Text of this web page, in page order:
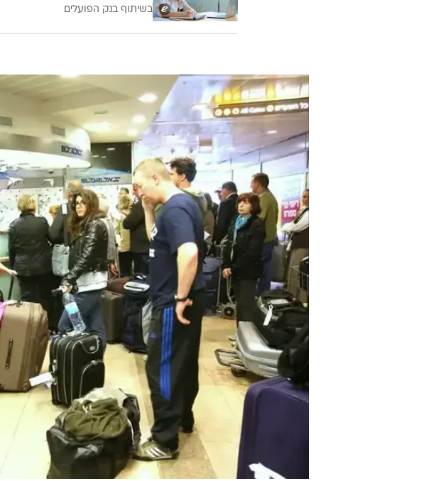
"השביתה היא שביתה קיומית למען עתיד חברות התעופה
אלפי עובדים בענף בתעופה הישראלי", אמר הבוקר יו"ר
עוד בוואלה
המסחר חוזר לצעירים: בנק
הראשון ומציג מהלך חדש
בשיתוף בנק הפועלים